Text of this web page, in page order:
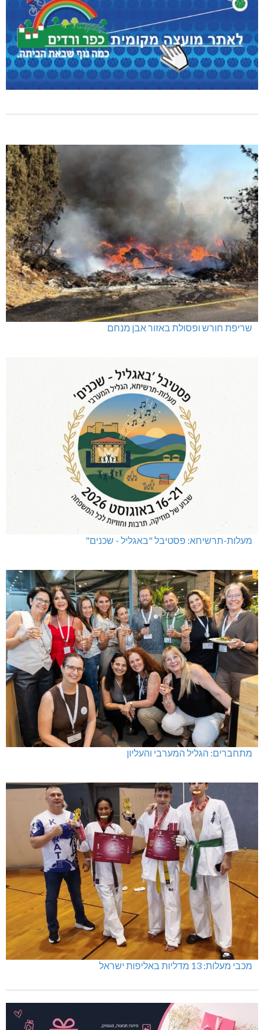
שריפת חורש ופסולת באזור אבן מנחם
מעלות-תרשיחא: פסטיבל "באגליל - שכנים"
מתחברים: הגליל המערבי והעליון
מכבי מעלות: 13 מדליות באליפות ישראל